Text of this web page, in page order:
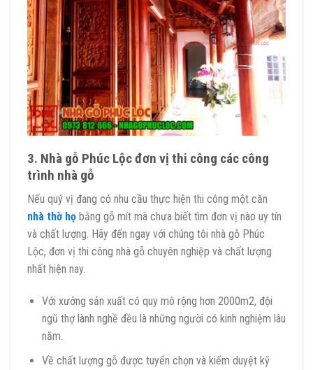
3. Nhà gỗ Phúc Lộc đơn vị thi công các công
trình nhà gỗ
Nếu quý vị đang có nhu cầu thực hiện thi công một căn
nhà thờ họ bằng gỗ mít mà chưa biết tìm đơn vị nào uy tín
và chất lượng. Hãy đến ngay với chúng tôi nhà gỗ Phúc
Lộc, đơn vị thi công nhà gỗ chuyên nghiệp và chất lượng
nhất hiện nay.
Với xưởng sản xuất có quy mô rộng hơn 2000m2, đội
ngũ thợ lành nghề đều là những người có kinh nghiệm lâu
năm.
Về chất lượng gỗ được tuyển chọn và kiểm duyệt kỹ